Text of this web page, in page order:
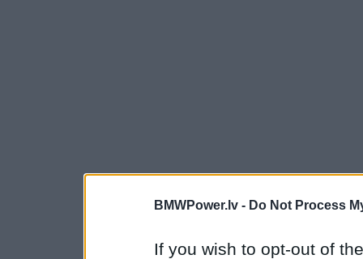
BMWPower.lv - Do Not Process
If you wish to opt-out of